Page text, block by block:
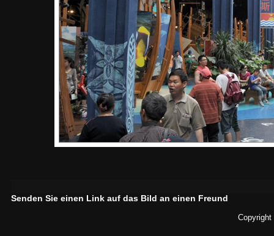
Senden Sie einen Link auf das Bild an einen Freund